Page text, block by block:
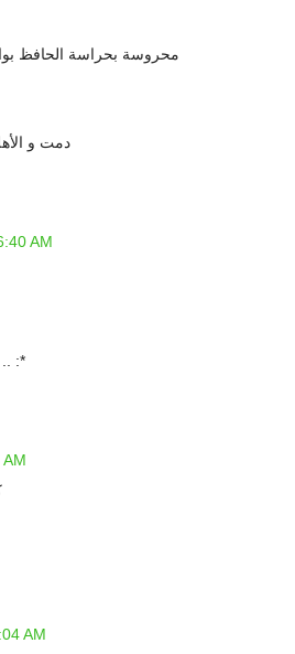
محروسة بحراسة الحافظ
دمت و
AM
هذي بوسة من (عمو) .. :*
AM